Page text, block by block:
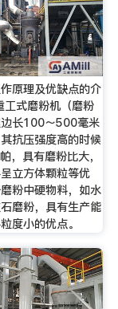
原理及优缺点的介
式磨粉机（磨粉
长100～500毫米
抗压强度高的时候
，具有磨粉比大，
立方体颗粒等优
粉中硬物料，如水
磨粉，具有生产能
度小的优点。